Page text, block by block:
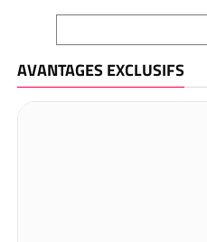
AVANTAGES EXCLUSIFS